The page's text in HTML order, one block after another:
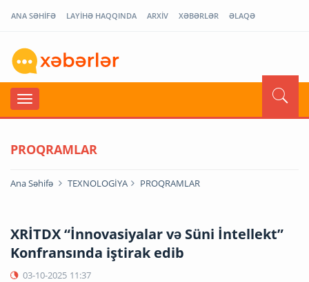
ANA SƏHİFƏ LAYİHƏ HAQQINDA ARXİV XƏBƏRLƏR ƏLAQƏ
PROQRAMLAR
Ana Səhifə TEXNOLOGİYA PROQRAMLAR
XRİTDX “İnnovasiyalar və Süni İntellekt”
Konfransında iştirak edib
03-10-2025 11:37